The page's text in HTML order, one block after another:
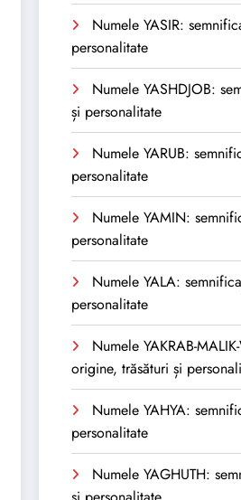
Numele YASIR:
personalitate
Numele YASHDJOB:
și personalitate
Numele YARUB:
personalitate
Numele YAMIN:
personalitate
Numele YALA:
personalitate
Numele YAKRAB-
origine, trăsături și
Numele YAHYA:
personalitate
Numele YAGHUTH: